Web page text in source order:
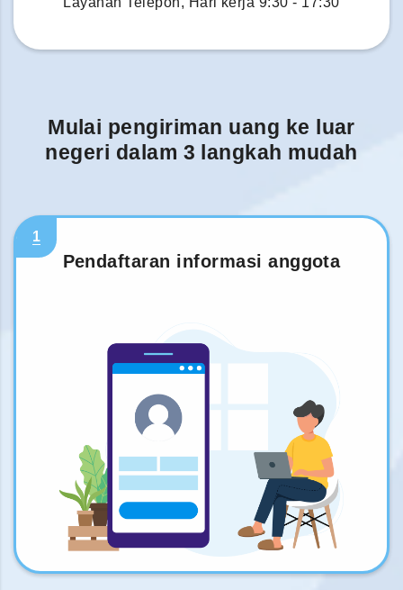
Mulai pengiriman uang ke luar
negeri dalam 3 langkah mudah
1
Pendaftaran informasi anggota